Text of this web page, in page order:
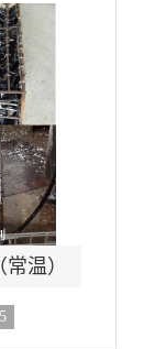
剂
5